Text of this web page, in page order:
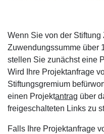
Wenn Sie von der
Zuwendungssumme über
stellen Sie zunächst eine
Wird Ihre Projektanfrage
Stiftungsgremium
einen Projektantrag über
freigeschalteten Links zu
Falls Ihre Projektanfrage